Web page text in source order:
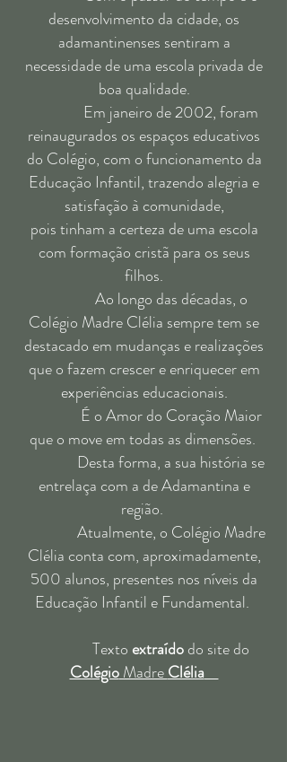
desenvolvimento da cidade, os
adamantinenses sentiram a
necessidade de uma escola privada de
boa qualidade.
Em janeiro de 2002, foram
reinaugurados os espaços educativos
do Colégio, com o funcionamento da
Educação Infantil, trazendo alegria e
satisfação à comunidade,
pois tinham a certeza de uma escola
com formação cristã para os seus
filhos.
Ao longo das décadas, o
Colégio Madre Clélia sempre tem se
destacado em mudanças e realizações
que o fazem crescer e enriquecer em
experiências educacionais.
É o Amor do Coração Maior
que o move em todas as dimensões.
Desta forma, a sua história se
entrelaça com a de Adamantina e
região.
Atualmente, o Colégio Madre
Clélia conta com, aproximadamente,
500 alunos, presentes nos níveis da
Educação Infantil e Fundamental.
Texto extraídodo site do
ColégioMadreClélia